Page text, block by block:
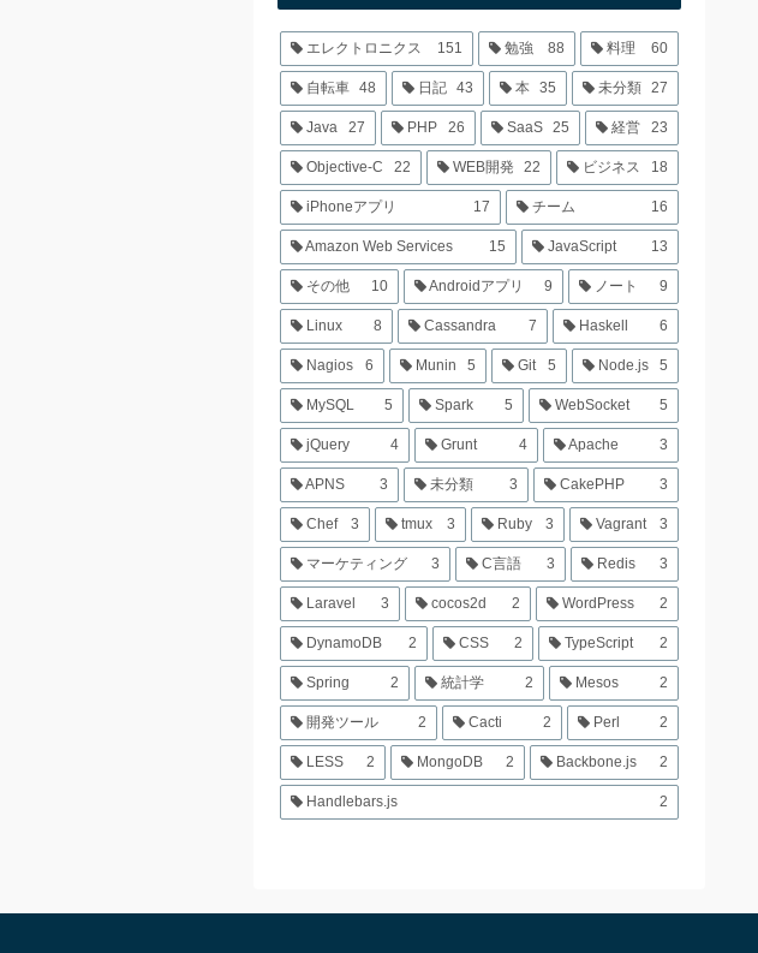
エレクトロニクス 151 勉強 88 料理 60
自転車 48 日記 43 本 35 未分類 27
Java 27 PHP 26 SaaS 25 経営 23
Objective-C 22 WEB開発 22 ビジネス 18
iPhoneアプリ 17 チーム 16
Amazon Web Services 15 JavaScript 13
その他 10 Androidアプリ 9 ノート 9
Linux 8 Cassandra 7 Haskell 6
Nagios 6 Munin 5 Git 5 Node.js 5
MySQL 5 Spark 5 WebSocket 5
jQuery 4 Grunt 4 Apache 3
APNS 3 未分類 3 CakePHP 3
Chef 3 tmux 3 Ruby 3 Vagrant 3
マーケティング 3 C言語 3 Redis 3
Laravel 3 cocos2d 2 WordPress 2
DynamoDB 2 CSS 2 TypeScript 2
Spring 2 統計学 2 Mesos 2
開発ツール 2 Cacti 2 Perl 2
LESS 2 MongoDB 2 Backbone.js 2
Handlebars.js 2